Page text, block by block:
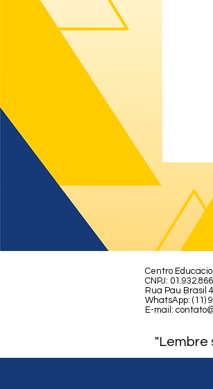
Centro
CNPJ:
Rua Pau Brasil
WhatsApp: (11)
E-mail:
"Lembre